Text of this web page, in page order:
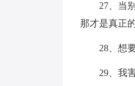
27、当
那才是真正
28、想
29、我